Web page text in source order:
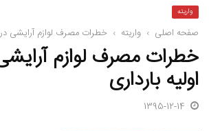
واریته
صفحه اصلی › واریته › خطرات مصرف لوازم آرایشی در
خطرات مصرف لوازم
اولیه بارداری
1395-12-14